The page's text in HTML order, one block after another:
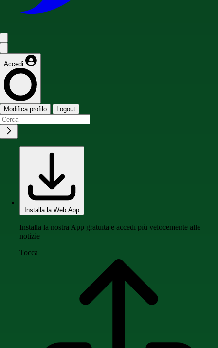
Accedi
Modifica profilo Logout
Installa la Web App
Installa la nostra App gratuita e accedi più velocemente alle
notizie
Tocca